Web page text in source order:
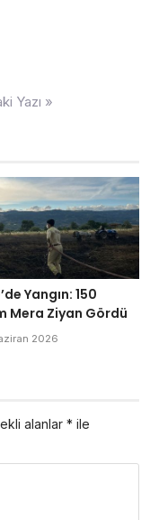
Yazı »
Yangın: 150
Mera Ziyan Gördü
2026
alanlar * ile